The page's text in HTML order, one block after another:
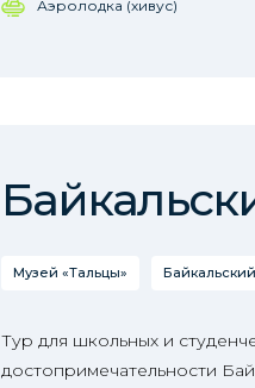
Аэролодка (хивус)
Музей «Тальцы»
Тур для школьных и
достопримечательности